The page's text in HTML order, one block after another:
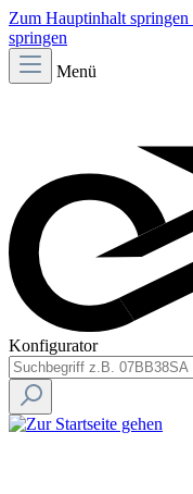
Zum Hauptinhalt springen
springen
Menü
Konfigurator